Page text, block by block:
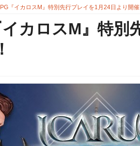
『イカロスM』特別先行プレイを1月24日より開催
カロスM』特別